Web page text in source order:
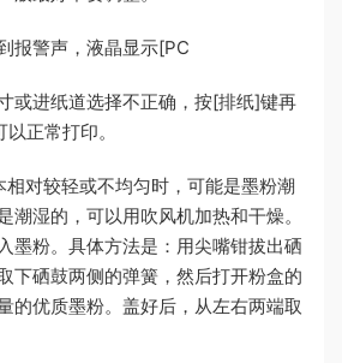
报警声，液晶显示[PC
或进纸道选择不正确，按[排纸]键再
正常打印。
对较轻或不均匀时，可能是墨粉潮
潮湿的，可以用吹风机加热和干燥。
墨粉。具体方法是：用尖嘴钳拔出硒
下硒鼓两侧的弹簧，然后打开粉盒的
的优质墨粉。盖好后，从左右两端取